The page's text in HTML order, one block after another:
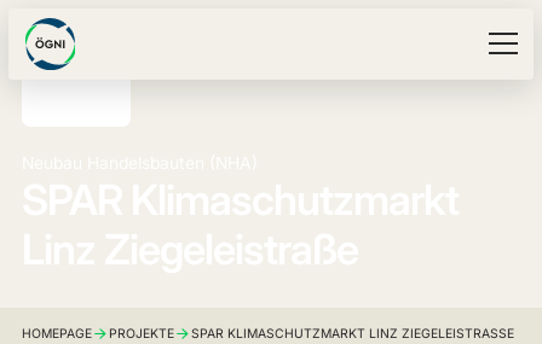
HOMEPAGE PROJEKTE SPAR KLIMASCHUTZMARKT LINZ ZIEGELEISTRASSE